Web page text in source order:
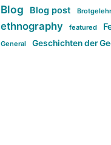
Blog Blog post
ethnography featured
General Geschichten der